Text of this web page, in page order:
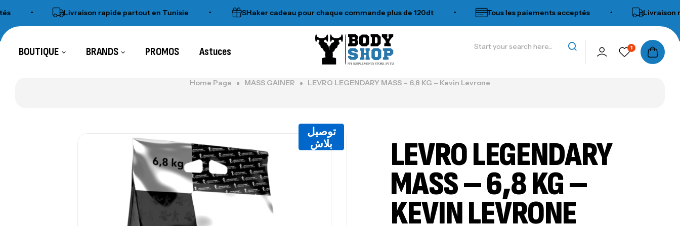
• Livraison rapide partout en Tunisie • SHaker cadeau pour chaque commande plus de 120dt • Tous les paiements acceptés • Livraison
BOUTIQUE BRANDS PROMOS Astuces
N°1 SUPPLEMENTS STORE IN TUNISIA
1
Home Page MASS GAINER LEVRO LEGENDARY MASS – 6,8 KG – Kevin Levrone
توصيل
بلاش
LEVRO LEGENDARY
MASS – 6,8 KG –
KEVIN LEVRONE